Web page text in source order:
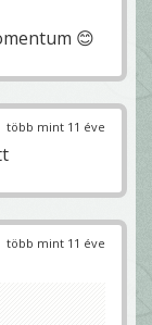
😊
több mint 11 éve
több mint 11 éve